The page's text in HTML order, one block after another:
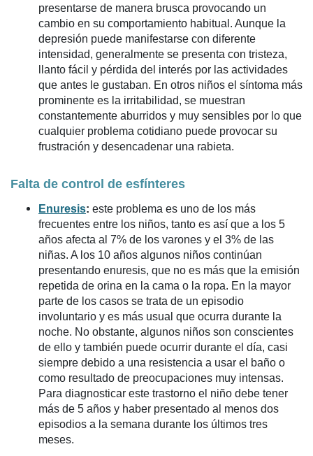
presentarse de manera brusca provocando un
cambio en su comportamiento habitual. Aunque la
depresión puede manifestarse con diferente
intensidad, generalmente se presenta con tristeza,
llanto fácil y pérdida del interés por las actividades
que antes le gustaban. En otros niños el síntoma más
prominente es la irritabilidad, se muestran
constantemente aburridos y muy sensibles por lo que
cualquier problema cotidiano puede provocar su
frustración y desencadenar una rabieta.
Falta de control de esfínteres
Enuresis: este problema es uno de los más
frecuentes entre los niños, tanto es así que a los 5
años afecta al 7% de los varones y el 3% de las
niñas. A los 10 años algunos niños continúan
presentando enuresis, que no es más que la emisión
repetida de orina en la cama o la ropa. En la mayor
parte de los casos se trata de un episodio
involuntario y es más usual que ocurra durante la
noche. No obstante, algunos niños son conscientes
de ello y también puede ocurrir durante el día, casi
siempre debido a una resistencia a usar el baño o
como resultado de preocupaciones muy intensas.
Para diagnosticar este trastorno el niño debe tener
más de 5 años y haber presentado al menos dos
episodios a la semana durante los últimos tres
meses.